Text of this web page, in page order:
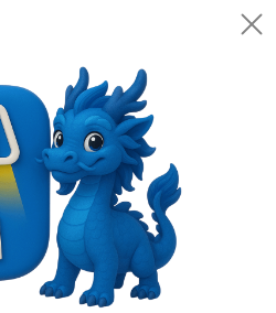
Открыть
лампы
28*26, черный, белый, мрамор